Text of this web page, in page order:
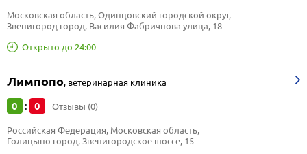
Открыто до 24:00
Московская область, Одинцовский городской округ,
Звенигород город, Василия Фабричнова улица, 18
Лимпопо, ветеринарная клиника
0 : 0 Отзывы (0)
Российская Федерация, Московская область,
Голицыно город, Звенигородское шоссе, 15